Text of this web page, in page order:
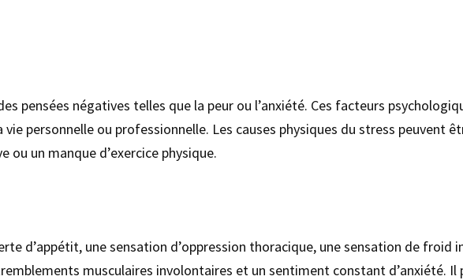
pensées négatives telles que la peur ou l’anxiété. Ces facteurs
personnelle ou professionnelle. Les causes physiques du stress peuvent
un manque d’exercice physique.
d’appétit, une sensation d’oppression thoracique, une sensation de froid
musculaires involontaires et un sentiment constant d’anxiété.